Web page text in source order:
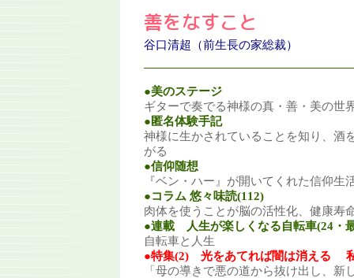
善をなすこと
谷口清超（前生長の家総裁）
●美のステージ
ギターで奏でる神様の真・善・美の世
●匿名体験手記
神様に生かされていることを知り、酒
がる
●信仰随想
『ベン・ハー』が開いてくれた信仰生
●コラム 悠々味読(112)
肉体を使うことが脳の活性化、健康寿
●連載 人生が楽しくなる自転車(24・
自転車と人生
●特集(2) 光をあてれば闇は消える
「母の導きで悪の道から抜け出し、新